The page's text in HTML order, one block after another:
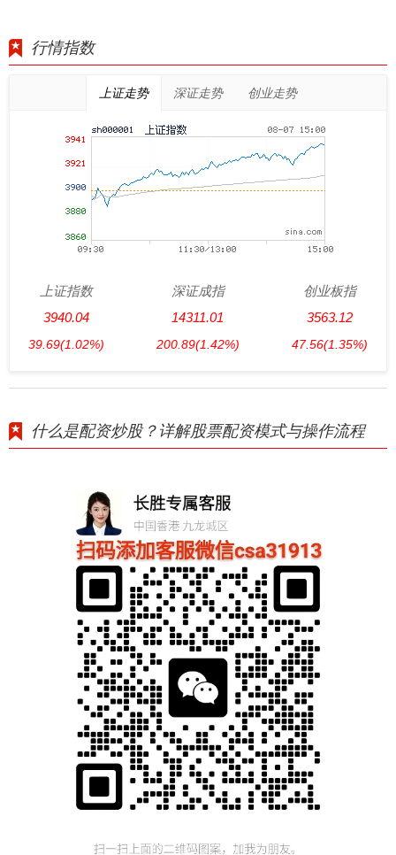
行情指数
上证走势 深证走势 创业走势
上证指数
3940.04
39.69(1.02%)
深证成指
14311.01
200.89(1.42%)
创业板指
3563.12
47.56(1.35%)
什么是配资炒股？详解股票配资模式与操作流程